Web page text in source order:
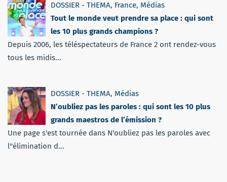
DOSSIER - THEMA, France, Médias
Tout le monde veut prendre sa place : qui sont
les 10 plus grands champions ?
Depuis 2006, les téléspectateurs de France 2 ont rendez-vous
tous les midis...
DOSSIER - THEMA, Médias
N’oubliez pas les paroles : qui sont les 10 plus
grands maestros de l’émission ?
Une page s'est tournée dans N'oubliez pas les paroles avec
l''élimination d...